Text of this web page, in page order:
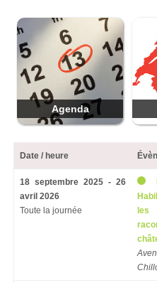
Agenda
Date / heure
18 septembre 2025 - 26
avril 2026
Toute la journée
les